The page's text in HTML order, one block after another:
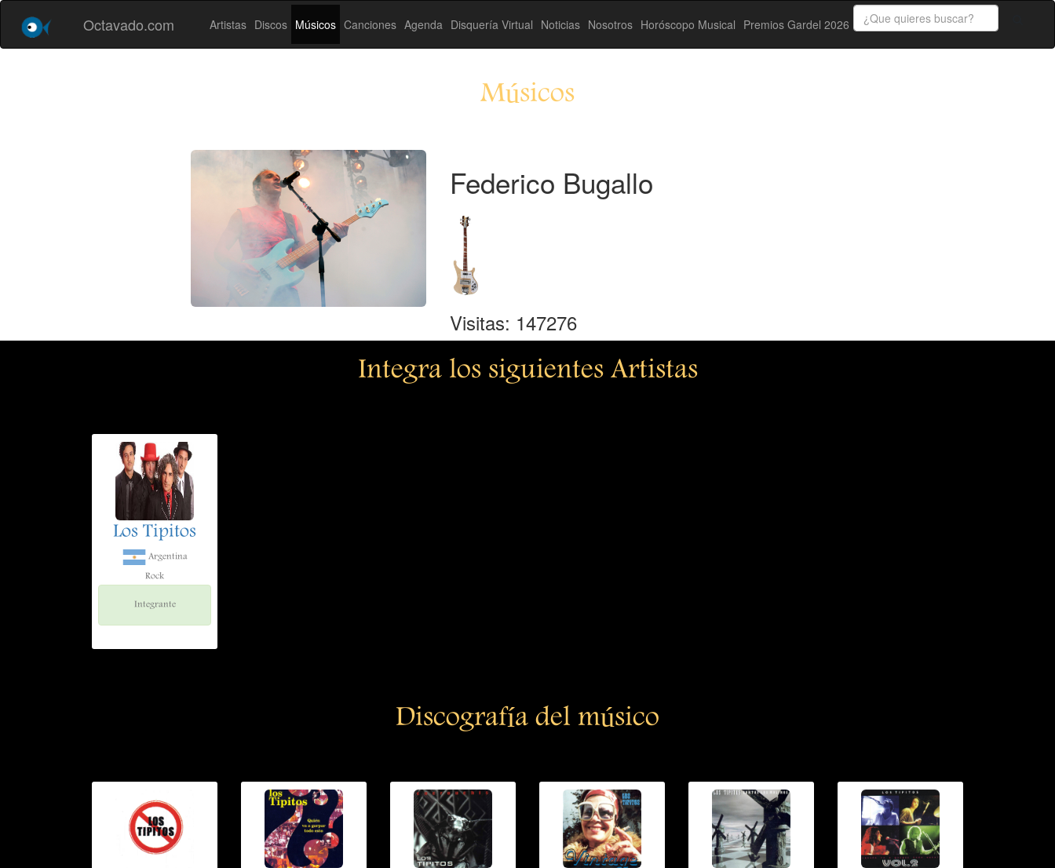
Octavado.com Artistas Discos Músicos Canciones Agenda Disquería Virtual Noticias Nosotros Horóscopo Musical Premios Gardel 2026
Músicos
Federico Bugallo
Visitas: 147276
Integra los siguientes Artistas
Los Tipitos
Argentina
Rock
Integrante
Discografía del músico